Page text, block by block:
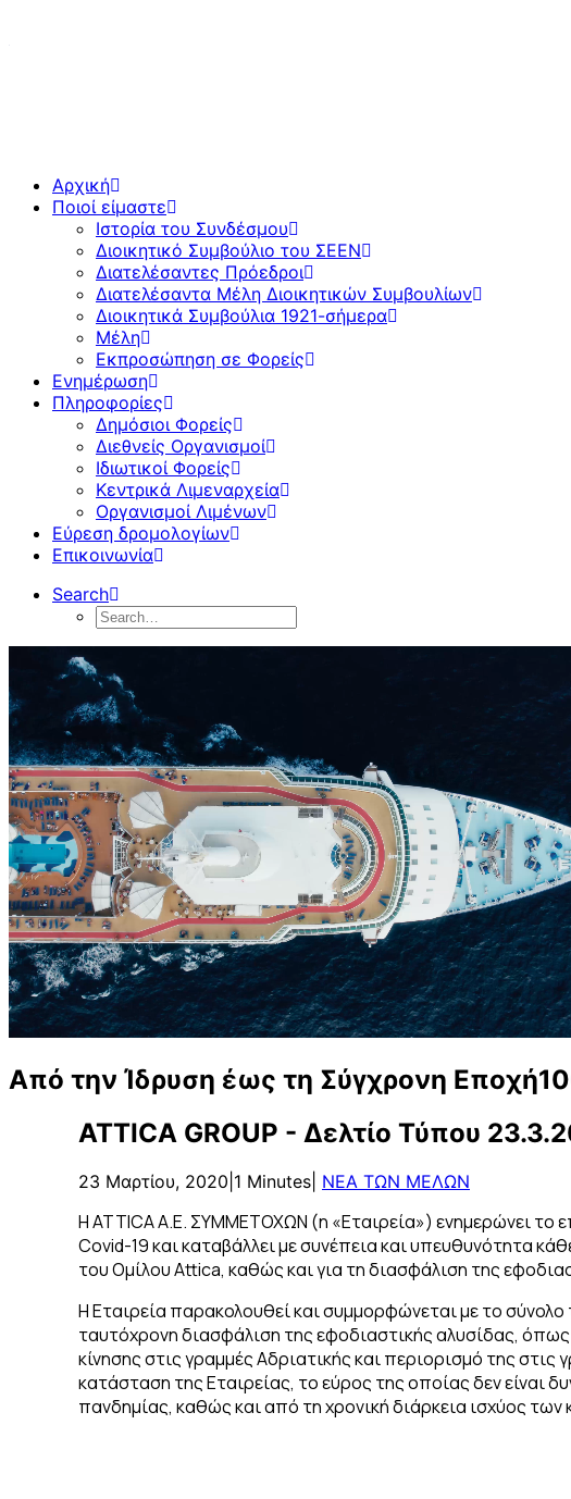
Αρχική
Ποιοί είμαστε
Ιστορία του Συνδέσμου
Διοικητικό Συμβούλιο του ΣΕΕΝ
Διατελέσαντες Πρόεδροι
Διατελέσαντα Μέλη Διοικητικών Συμβουλίων
Διοικητικά Συμβούλια 1921-σήμερα
Μέλη
Εκπροσώπηση σε Φορείς
Ενημέρωση
Πληροφορίες
Δημόσιοι Φορείς
Διεθνείς Οργανισμοί
Ιδιωτικοί Φορείς
Κεντρικά Λιμεναρχεία
Οργανισμοί Λιμένων
Εύρεση δρομολογίων
Επικοινωνία
Search
Από την Ίδρυση έως τη Σύγχρονη Εποχή10
ATTICA GROUP - Δελτίο Τύπου
23 Μαρτίου, 2020 1 Minutes ΝΕΑ ΤΩΝ ΜΕΛΩΝ
Η ATTICA Α.Ε. ΣΥΜΜΕΤΟΧΩΝ (η «Εταιρεία») ενημερώνει το
Covid-19 και καταβάλλει με συνέπεια και υπευθυνότητα
του Ομίλου Attica, καθώς και για τη διασφάλιση της
Η Εταιρεία παρακολουθεί και συμμορφώνεται με το
ταυτόχρονη διασφάλιση της εφοδιαστικής αλυσίδας,
κίνησης στις γραμμές Αδριατικής και περιορισμό της
κατάσταση της Εταιρείας, το εύρος της οποίας δεν είναι
πανδημίας, καθώς και από τη χρονική διάρκεια ισχύος